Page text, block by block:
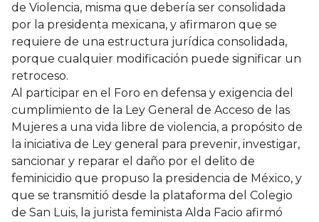
de Violencia, misma que debería ser consolidada
por la presidenta mexicana, y afirmaron que se
requiere de una estructura jurídica consolidada,
porque cualquier modificación puede significar un
retroceso.
Al participar en el Foro en defensa y exigencia del
cumplimiento de la Ley General de Acceso de las
Mujeres a una vida libre de violencia, a propósito de
la iniciativa de Ley general para prevenir, investigar,
sancionar y reparar el daño por el delito de
feminicidio que propuso la presidencia de México, y
que se transmitió desde la plataforma del Colegio
de San Luis, la jurista feminista Alda Facio afirmó